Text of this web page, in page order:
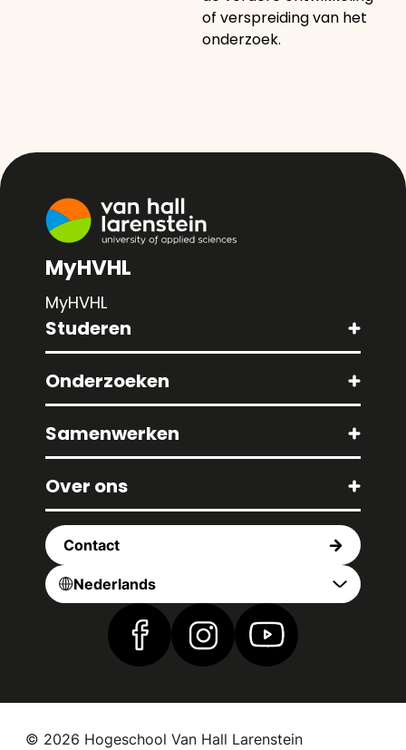
of verspreiding van het
onderzoek.
MyHVHL
MyHVHL
Studeren
Onderzoeken
Samenwerken
Over ons
Contact
Nederlands
Vind ons op Facebook
Vind ons op Instagram
Vind ons op
© 2026 Hogeschool Van Hall Larenstein